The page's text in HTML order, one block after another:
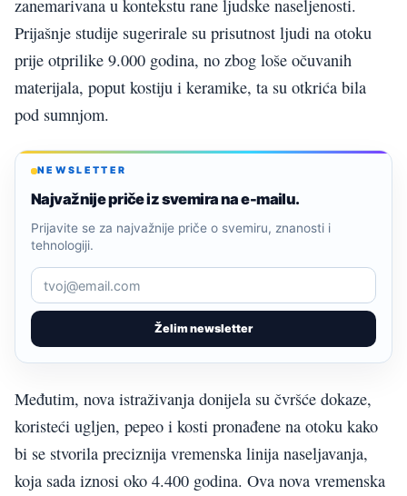
zanemarivana u kontekstu rane ljudske naseljenosti.
Prijašnje studije sugerirale su prisutnost ljudi na otoku
prije otprilike 9.000 godina, no zbog loše očuvanih
materijala, poput kostiju i keramike, ta su otkrića bila
pod sumnjom.
NEWSLETTER
Najvažnije priče iz svemira na e-mailu.
Želim newsletter
Prijavite se za najvažnije priče o svemiru, znanosti i
tehnologiji.
Međutim, nova istraživanja donijela su čvršće dokaze,
koristeći ugljen, pepeo i kosti pronađene na otoku kako
bi se stvorila preciznija vremenska linija naseljavanja,
koja sada iznosi oko 4.400 godina. Ova nova vremenska